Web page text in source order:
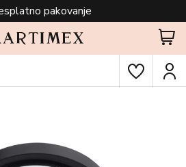
pakovanje